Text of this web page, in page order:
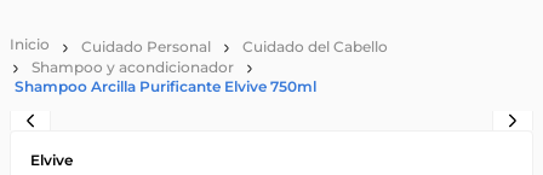
Cuidado Personal
Cuidado del Cabello
Shampoo y acondicionador
Shampoo Arcilla Purificante Elvive 750ml
Elvive